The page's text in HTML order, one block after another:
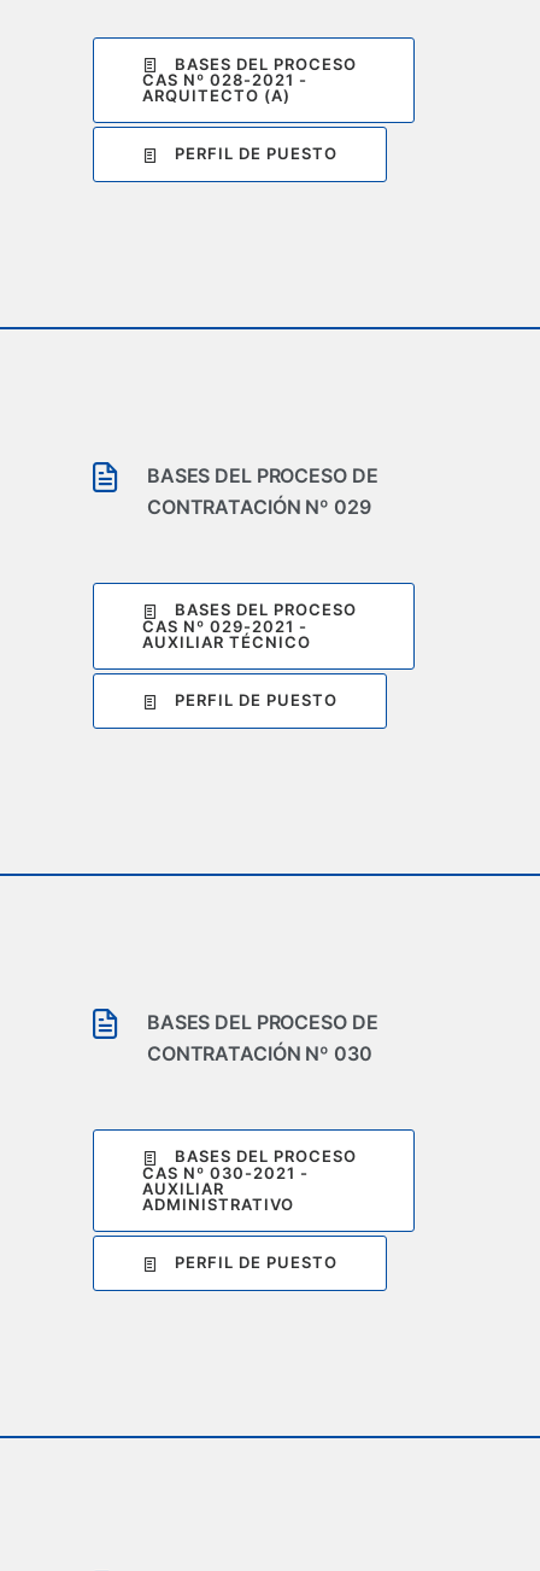
BASES DEL PROCESO
CAS Nº 028-2021 -
ARQUITECTO (A)
PERFIL DE PUESTO
BASES DEL PROCESO DE
CONTRATACIÓN Nº 029
BASES DEL PROCESO
CAS Nº 029-2021 -
AUXILIAR TÉCNICO
PERFIL DE PUESTO
BASES DEL PROCESO DE
CONTRATACIÓN Nº 030
BASES DEL PROCESO
CAS Nº 030-2021 -
AUXILIAR
ADMINISTRATIVO
PERFIL DE PUESTO